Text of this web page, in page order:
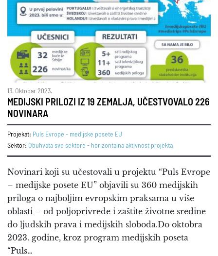
13. Oktobar 2023.
MEDIJSKI PRILOZI IZ 19 ZEMALJA, UČESTVOVALO 226
NOVINARA
Projekat: Puls Evrope - medijske posete EU
Sektor: Obuhvata sve sektore - horizontalna aktivnost projekta
Novinari koji su učestovali u projektu “Puls Evrope
– medijske posete EU” objavili su 360 medijskih
priloga o najboljim evropskim praksama u više
oblasti – od poljoprivrede i zaštite životne sredine
do ljudskih prava i medijskih sloboda.Do oktobra
2023. godine, kroz program medijskih poseta
“Puls…